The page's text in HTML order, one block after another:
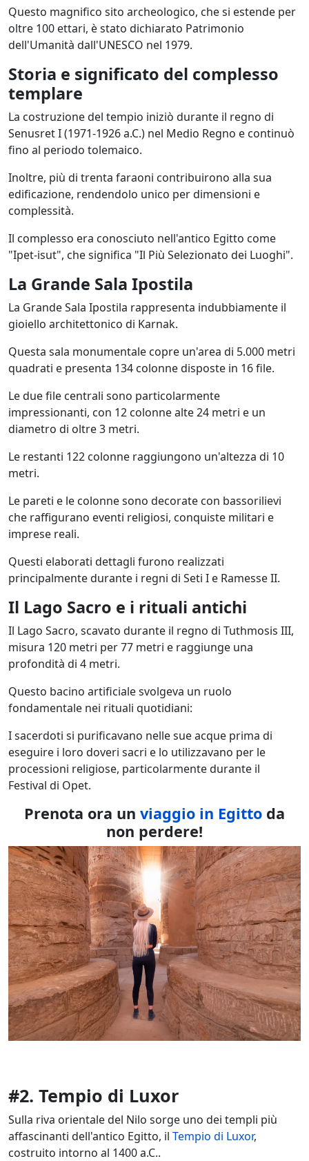
Questo magnifico sito archeologico, che si estende per
oltre 100 ettari, è stato dichiarato Patrimonio
dell'Umanità dall'UNESCO nel 1979.
Storia e significato del complesso
templare
La costruzione del tempio iniziò durante il regno di
Senusret I (1971-1926 a.C.) nel Medio Regno e continuò
fino al periodo tolemaico.
Inoltre, più di trenta faraoni contribuirono alla sua
edificazione, rendendolo unico per dimensioni e
complessità.
Il complesso era conosciuto nell'antico Egitto come
"Ipet-isut", che significa "Il Più Selezionato dei Luoghi".
La Grande Sala Ipostila
La Grande Sala Ipostila rappresenta indubbiamente il
gioiello architettonico di Karnak.
Questa sala monumentale copre un'area di 5.000 metri
quadrati e presenta 134 colonne disposte in 16 file.
Le due file centrali sono particolarmente
impressionanti, con 12 colonne alte 24 metri e un
diametro di oltre 3 metri.
Le restanti 122 colonne raggiungono un'altezza di 10
metri.
Le pareti e le colonne sono decorate con bassorilievi
che raffigurano eventi religiosi, conquiste militari e
imprese reali.
Questi elaborati dettagli furono realizzati
principalmente durante i regni di Seti I e Ramesse II.
Il Lago Sacro e i rituali antichi
Il Lago Sacro, scavato durante il regno di Tuthmosis III,
misura 120 metri per 77 metri e raggiunge una
profondità di 4 metri.
Questo bacino artificiale svolgeva un ruolo
fondamentale nei rituali quotidiani:
I sacerdoti si purificavano nelle sue acque prima di
eseguire i loro doveri sacri e lo utilizzavano per le
processioni religiose, particolarmente durante il
Festival di Opet.
Prenota ora un viaggio in Egitto da
non perdere!
#2. Tempio di Luxor
Sulla riva orientale del Nilo sorge uno dei templi più
affascinanti dell'antico Egitto, il Tempio di Luxor,
costruito intorno al 1400 a.C..